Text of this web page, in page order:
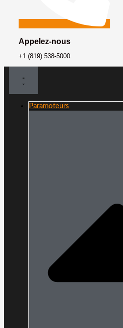
Appelez-nous
+1 (819) 538-5000
Paramoteurs